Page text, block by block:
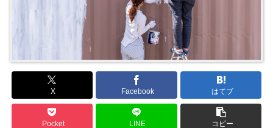
X Facebook はてブ
Pocket LINE コピー